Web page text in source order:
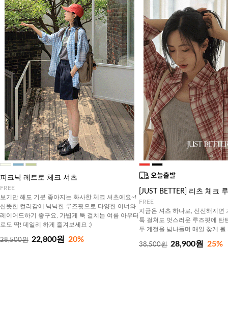
피크닉 레트로 체크 셔츠
FREE
보기만 해도 기분 좋아지는 화사한 체크 셔츠예요~!
산뜻한 컬러감에 넉넉한 루즈핏으로 다양한 이너와
레이어드하기 좋구요, 가볍게 툭 걸치는 여름 아우터
로도 딱! 데일리 하게 즐겨보세요 :)
28,500원 22,800원 20%
[JUST BETTER] 리츠 체크
FREE
지금은 셔츠 하나로, 선선해지면
툭 걸쳐도 멋스러운 루즈핏에 탄
두 계절을 넘나들며 매일 찾게 될
38,500원 28,900원 25%